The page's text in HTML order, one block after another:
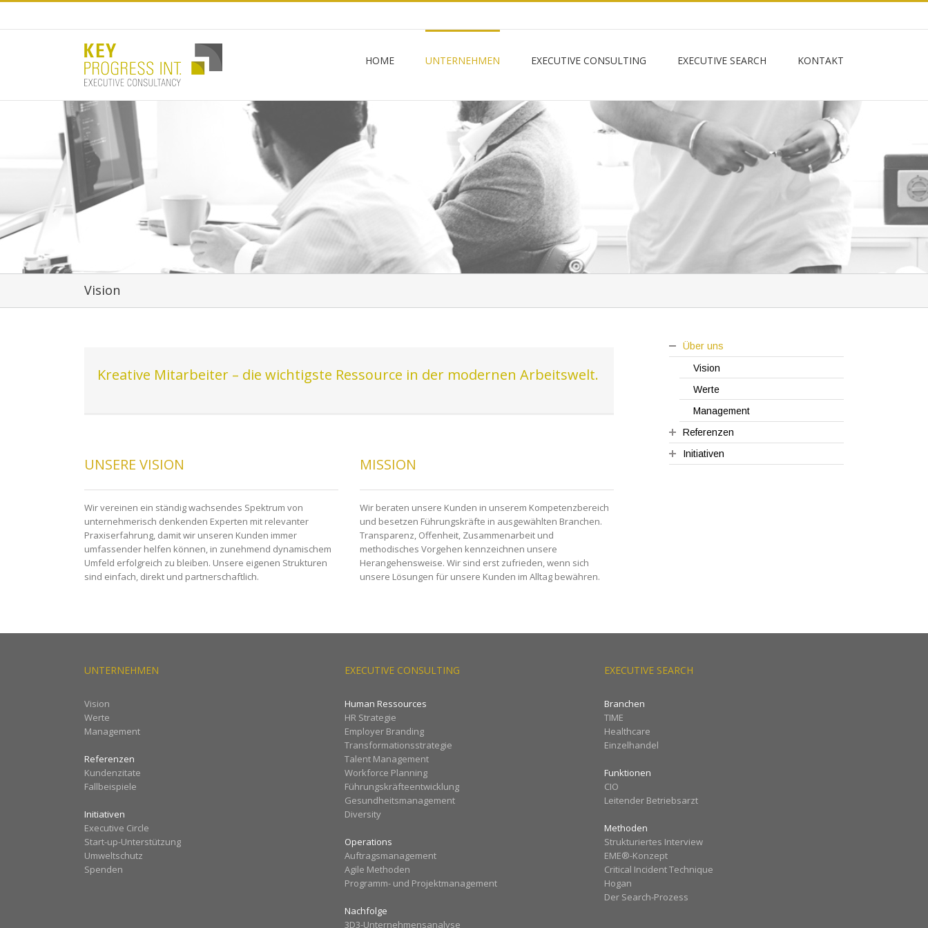
HOME UNTERNEHMEN EXECUTIVE CONSULTING EXECUTIVE SEARCH KONTAKT
Vision
Kreative Mitarbeiter – die wichtigste Ressource in der modernen Arbeitswelt.
UNSERE VISION
Wir vereinen ein ständig wachsendes Spektrum von
unternehmerisch denkenden Experten mit relevanter
Praxiserfahrung, damit wir unseren Kunden immer
umfassender helfen können, in zunehmend dynamischem
Umfeld erfolgreich zu bleiben. Unsere eigenen Strukturen
sind einfach, direkt und partnerschaftlich.
MISSION
Wir beraten unsere Kunden in unserem Kompetenzbereich
und besetzen Führungskräfte in ausgewählten Branchen.
Transparenz, Offenheit, Zusammenarbeit und
methodisches Vorgehen kennzeichnen unsere
Herangehensweise. Wir sind erst zufrieden, wenn sich
unsere Lösungen für unsere Kunden im Alltag bewähren.
Über uns
Vision
Werte
Management
Referenzen
Kundenzitate
Initiativen
UNTERNEHMEN
Vision
Werte
Management
Referenzen
Kundenzitate
Fallbeispiele
Initiativen
Executive Circle
Start-up-Unterstützung
Umweltschutz
Spenden
EXECUTIVE CONSULTING
Human Ressources
HR Strategie
Employer Branding
Transformationsstrategie
Talent Management
Workforce Planning
Führungskräfteentwicklung
Gesundheitsmanagement
Diversity
Operations
Auftragsmanagement
Agile Methoden
Programm- und Projektmanagement
Nachfolge
3D3-Unternehmensanalyse
EXECUTIVE SEARCH
Branchen
TIME
Healthcare
Einzelhandel
Funktionen
CIO
Leitender Betriebsarzt
Methoden
Strukturiertes Interview
EME®-Konzept
Critical Incident Technique
Hogan
Der Search-Prozess